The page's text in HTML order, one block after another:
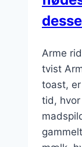
Arme
tvist
toast,
tid,